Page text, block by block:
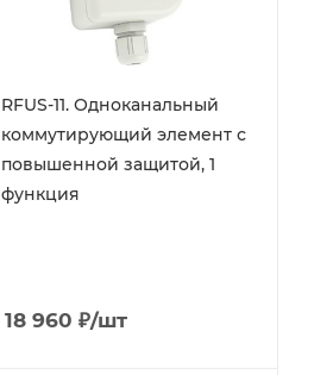
RFUS-11. Одноканальный
коммутирующий элемент с
повышенной защитой, 1
функция
18 960 ₽/шт